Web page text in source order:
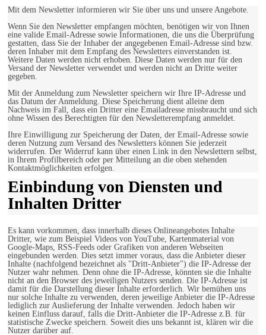
Mit dem Newsletter informieren wir Sie über uns und unsere Angebote.
Wenn Sie den Newsletter empfangen möchten, benötigen wir von Ihnen
eine valide Email-Adresse sowie Informationen, die uns die Überprüfung
gestatten, dass Sie der Inhaber der angegebenen Email-Adresse sind bzw.
deren Inhaber mit dem Empfang des Newsletters einverstanden ist.
Weitere Daten werden nicht erhoben. Diese Daten werden nur für den
Versand der Newsletter verwendet und werden nicht an Dritte weiter
gegeben.
Mit der Anmeldung zum Newsletter speichern wir Ihre IP-Adresse und
das Datum der Anmeldung. Diese Speicherung dient alleine dem
Nachweis im Fall, dass ein Dritter eine Emailadresse missbraucht und sich
ohne Wissen des Berechtigten für den Newsletterempfang anmeldet.
Ihre Einwilligung zur Speicherung der Daten, der Email-Adresse sowie
deren Nutzung zum Versand des Newsletters können Sie jederzeit
widerrufen. Der Widerruf kann über einen Link in den Newslettern selbst,
in Ihrem Profilbereich oder per Mitteilung an die oben stehenden
Kontaktmöglichkeiten erfolgen.
Einbindung von Diensten und
Inhalten Dritter
Es kann vorkommen, dass innerhalb dieses Onlineangebotes Inhalte
Dritter, wie zum Beispiel Videos von YouTube, Kartenmaterial von
Google-Maps, RSS-Feeds oder Grafiken von anderen Webseiten
eingebunden werden. Dies setzt immer voraus, dass die Anbieter dieser
Inhalte (nachfolgend bezeichnet als "Dritt-Anbieter") die IP-Adresse der
Nutzer wahr nehmen. Denn ohne die IP-Adresse, könnten sie die Inhalte
nicht an den Browser des jeweiligen Nutzers senden. Die IP-Adresse ist
damit für die Darstellung dieser Inhalte erforderlich. Wir bemühen uns
nur solche Inhalte zu verwenden, deren jeweilige Anbieter die IP-Adresse
lediglich zur Auslieferung der Inhalte verwenden. Jedoch haben wir
keinen Einfluss darauf, falls die Dritt-Anbieter die IP-Adresse z.B. für
statistische Zwecke speichern. Soweit dies uns bekannt ist, klären wir die
Nutzer darüber auf.